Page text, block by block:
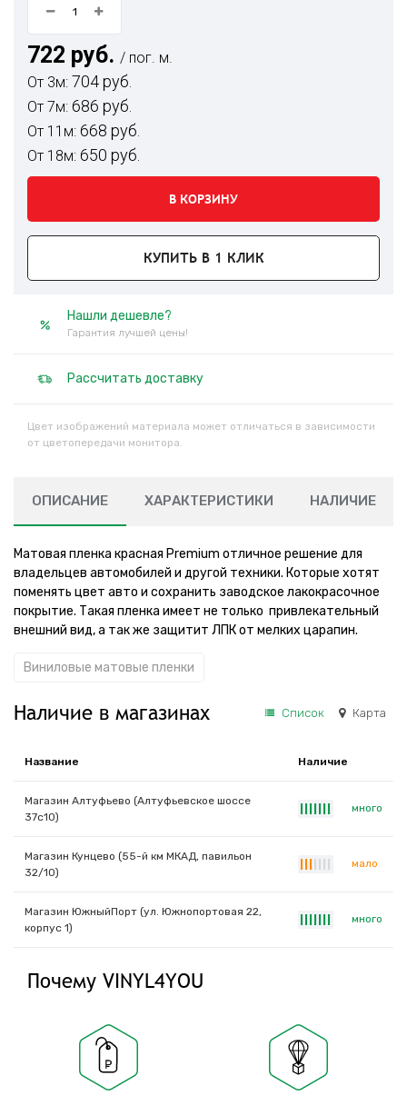
722 руб. / пог. м.
От 3м: 704 руб.
От 7м: 686 руб.
От 11м: 668 руб.
От 18м: 650 руб.
В КОРЗИНУ
КУПИТЬ В 1 КЛИК
Нашли дешевле?
Гарантия лучшей цены!
Рассчитать доставку
Цвет изображений материала может отличаться в зависимости
от цветопередачи монитора.
ОПИСАНИЕ ХАРАКТЕРИСТИКИ НАЛИЧИЕ
Матовая пленка красная Premium отличное решение для
владельцев автомобилей и другой техники. Которые хотят
поменять цвет авто и сохранить заводское лакокрасочное
покрытие. Такая пленка имеет не только привлекательный
внешний вид, а так же защитит ЛПК от мелких царапин.
Виниловые матовые пленки
Наличие в магазинах Список Карта
Название Наличие
Магазин Алтуфьево (Алтуфьевское шоссе
37с10)
много
Магазин Кунцево (55-й км МКАД, павильон
32/10)
мало
Магазин ЮжныйПорт (ул. Южнопортовая 22,
корпус 1)
много
Почему VINYL4YOU